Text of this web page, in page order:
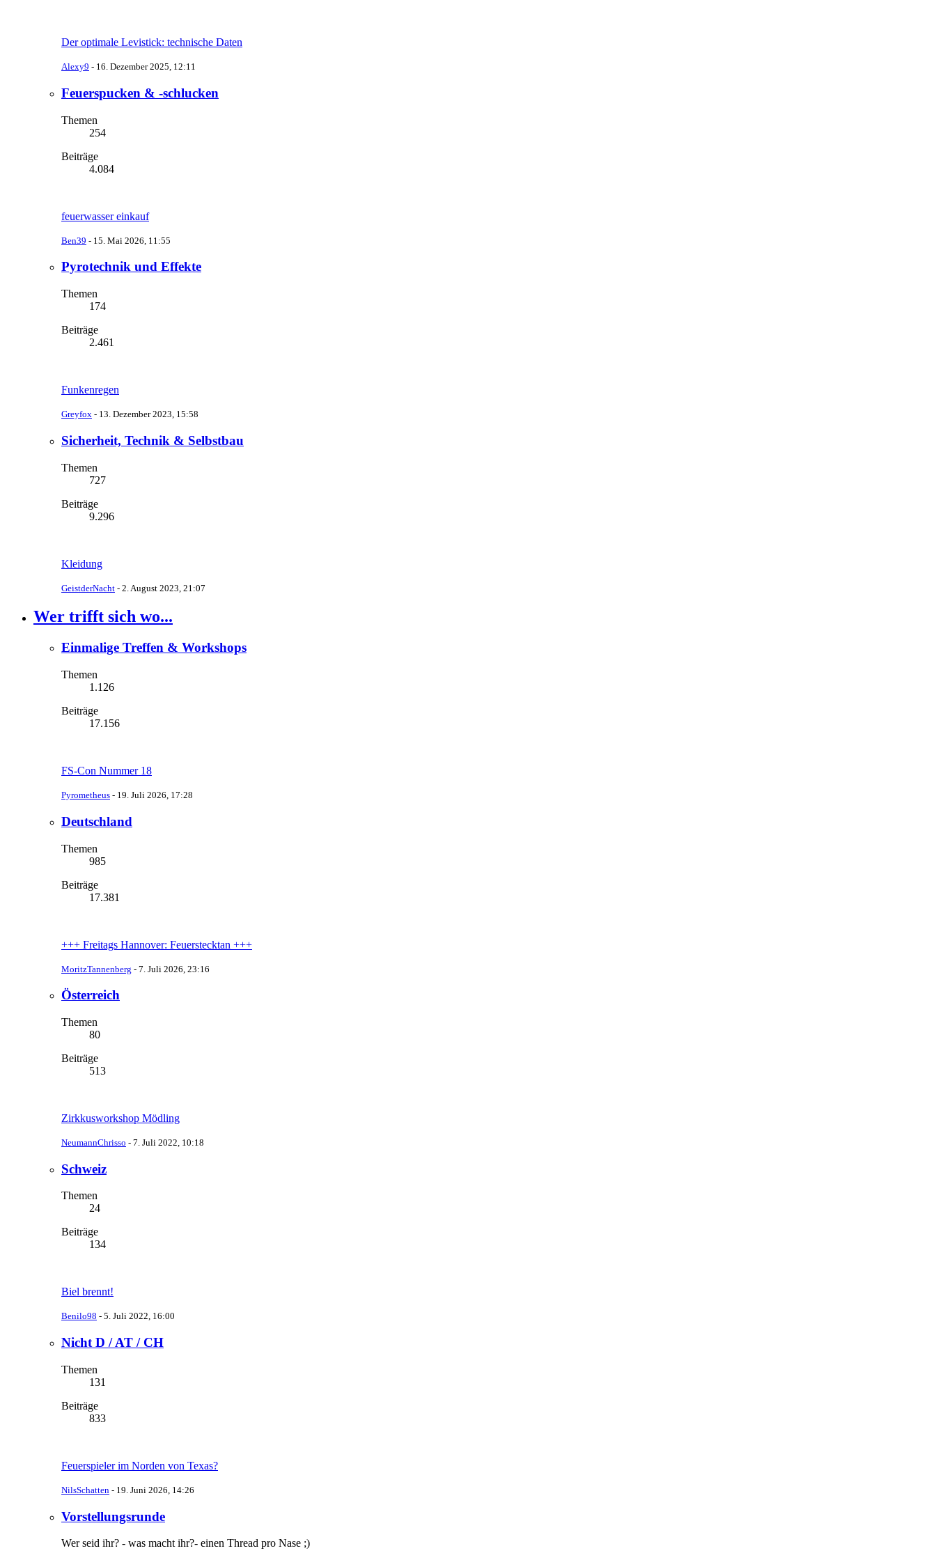
Der optimale Levistick: technische Daten
Alexy9 - 16. Dezember 2025, 12:11
Feuerspucken & -schlucken
Themen
254
Beiträge
4.084
feuerwasser einkauf
Ben39 - 15. Mai 2026, 11:55
Pyrotechnik und Effekte
Themen
174
Beiträge
2.461
Funkenregen
Greyfox - 13. Dezember 2023, 15:58
Sicherheit, Technik & Selbstbau
Themen
727
Beiträge
9.296
Kleidung
GeistderNacht - 2. August 2023, 21:07
Wer trifft sich wo...
Einmalige Treffen & Workshops
Themen
1.126
Beiträge
17.156
FS-Con Nummer 18
Pyrometheus - 19. Juli 2026, 17:28
Deutschland
Themen
985
Beiträge
17.381
+++ Freitags Hannover: Feuerstecktan +++
MoritzTannenberg - 7. Juli 2026, 23:16
Österreich
Themen
80
Beiträge
513
Zirkkusworkshop Mödling
NeumannChrisso - 7. Juli 2022, 10:18
Schweiz
Themen
24
Beiträge
134
Biel brennt!
Benilo98 - 5. Juli 2022, 16:00
Nicht D / AT / CH
Themen
131
Beiträge
833
Feuerspieler im Norden von Texas?
NilsSchatten - 19. Juni 2026, 14:26
Vorstellungsrunde
Wer seid ihr? - was macht ihr?- einen Thread pro Nase ;)